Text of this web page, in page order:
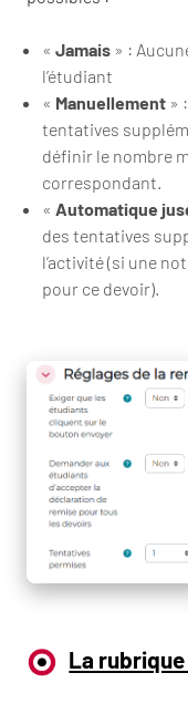
« Jamais » :
l’étudiant
« Manuellement »
tentatives
définir le nombre
correspondant.
« Automatique
des tentatives
l’activité (si une
pour ce devoir).
La